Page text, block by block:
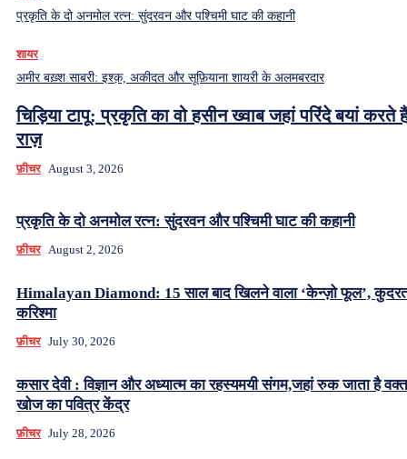
प्रकृति के दो अनमोल रत्न: सुंदरवन और पश्चिमी घाट की कहानी
शायर
अमीर बख़्श साबरी: इश्क़, अकीदत और सूफ़ियाना शायरी के अलमबरदार
चिड़िया टापू: प्रकृति का वो हसीन ख्वाब जहां परिंदे बयां करते
राज़
फ़ीचर August 3, 2026
प्रकृति के दो अनमोल रत्न: सुंदरवन और पश्चिमी घाट की कहानी
फ़ीचर August 2, 2026
Himalayan Diamond: 15 साल बाद खिलने वाला ‘केन्ज़ो फूल’,
करिश्मा
फ़ीचर July 30, 2026
कसार देवी : विज्ञान और अध्यात्म का रहस्यमयी संगम,जहां रुक जाता है
खोज का पवित्र केंद्र
फ़ीचर July 28, 2026